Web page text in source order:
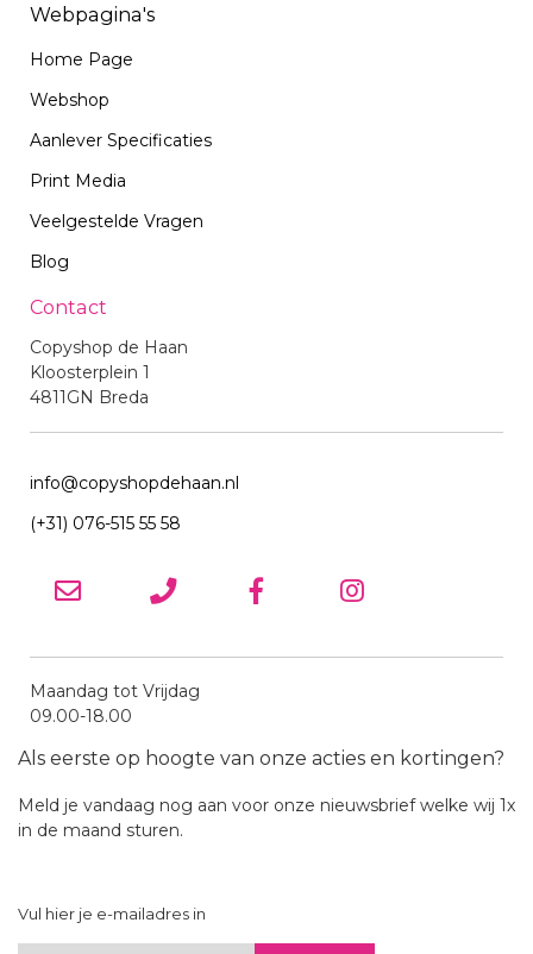
Webpagina's
Home Page
Webshop
Aanlever Specificaties
Print Media
Veelgestelde Vragen
Blog
Contact
Copyshop de Haan
Kloosterplein 1
4811GN Breda
info@copyshopdehaan.nl
(+31) 076-515 55 58
Maandag tot Vrijdag
09.00-18.00
Als eerste op hoogte van onze acties en kortingen?
Meld je vandaag nog aan voor onze nieuwsbrief welke wij 1x
in de maand sturen.
Vul hier je e-mailadres in